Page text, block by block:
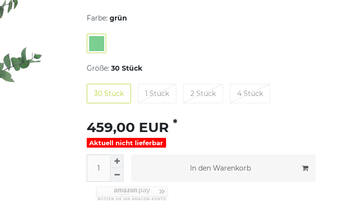
Farbe: grün
Größe: 30 Stück
30 Stück 1 Stück 2 Stück 4 Stück
459,00 EUR *
Aktuell nicht lieferbar
In den Warenkorb